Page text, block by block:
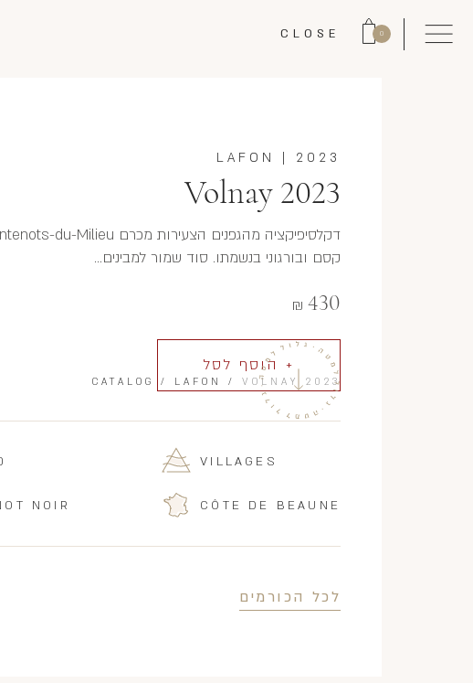
0
CLOSE
CATALOG / LAFON / VOLNAY 2023
2023
|
LAFON
Volnay 2023
קסם ובורגוני בנשמתו. סוד שמור למבינים...
430
₪
+ הוסף לסל
NOIR
VILLAGES
CÔTE DE BEAUNE
לכל הכורמים